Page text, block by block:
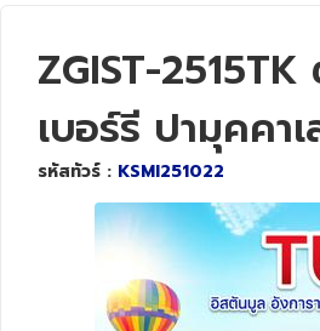
ZGIST-
เบอร์รี ปามุคคา
รหัสทัวร์ : KSMI251022
ทัวร์สิงคโปร์
ทัวร์ตุรเคีย
ทัวร์สวิตเซอร์แลนด์